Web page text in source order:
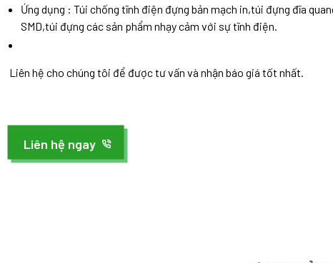
Ứng dụng : Túi chống tĩnh điện đựng bản mạch in,túi đựng đĩa
SMD,túi đựng các sản phẩm nhạy cảm với sự tĩnh điện.
Liên hệ cho chúng tôi để được tư vấn và nhận báo giá tốt nhất.
Liên hệ ngay